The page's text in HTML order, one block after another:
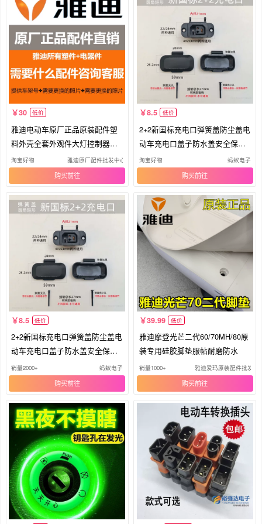
30 低价
雅迪电动车原厂正品原装配件塑
料外壳全套外观件大灯控制器包
邮
淘宝好物 雅迪原厂配件批发中心
购买
8.5 低价
2+2新国标充电口弹簧盖防尘盖电
动车充电口盖子防水盖安全保护
盖
淘宝好物 蚂蚁电子
购买
8.5 低价
2+2新国标充电口弹簧盖防尘盖电
动车充电口盖子防水盖安全保护
盖
销量2000+ 蚂蚁电子
购买
39.99 低价
雅迪摩登光芒二代60/70MH/80原
装专用硅胶脚垫服帖耐磨防水
销量1000+ 雅迪爱玛原装配件批发
购买